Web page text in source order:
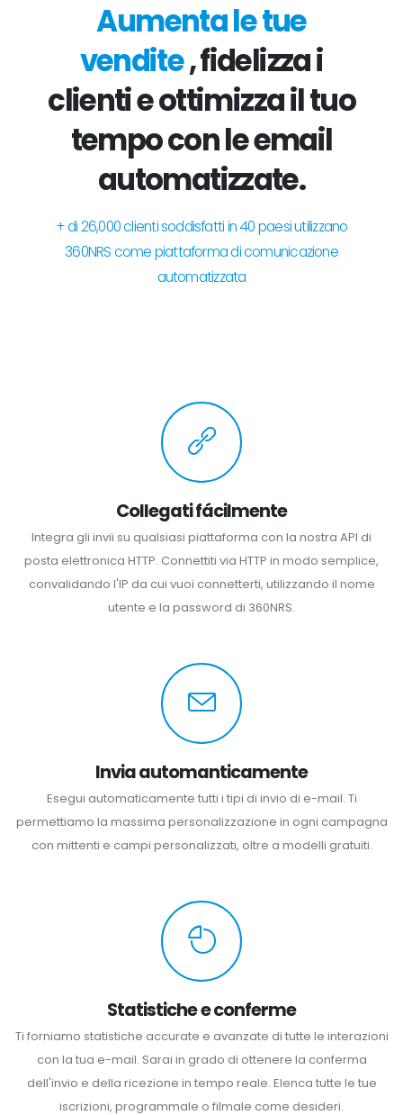
Aumenta le tue
vendite, fidelizza i
clienti e ottimizza il tuo
tempo con le email
automatizzate.
+ di 26,000 clienti soddisfatti in 40 paesi utilizzano
360NRS come piattaforma di comunicazione
automatizzata
Collegati fácilmente
Integra gli invii su qualsiasi piattaforma con la nostra API di
posta elettronica HTTP. Connettiti via HTTP in modo semplice,
convalidando l'IP da cui vuoi connetterti, utilizzando il nome
utente e la password di 360NRS.
Invia automanticamente
Esegui automaticamente tutti i tipi di invio di e-mail. Ti
permettiamo la massima personalizzazione in ogni campagna
con mittenti e campi personalizzati, oltre a modelli gratuiti.
Statistiche e conferme
Ti forniamo statistiche accurate e avanzate di tutte le interazioni
con la tua e-mail. Sarai in grado di ottenere la conferma
dell'invio e della ricezione in tempo reale. Elenca tutte le tue
iscrizioni, programmale o filmale come desideri.